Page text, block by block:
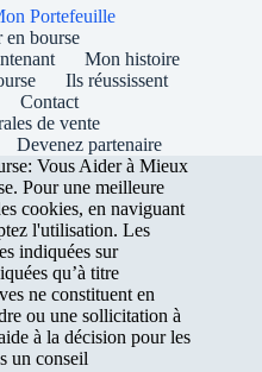
Portefeuille
bourse
Mon histoire
Ils réussissent
Contact
de vente
Devenez partenaire
Vous Aider à Mieux
Pour une meilleure
cookies, en naviguant
l'utilisation. Les
indiquées sur
qu’à titre
ne constituent en
ou une sollicitation à
à la décision pour les
un conseil